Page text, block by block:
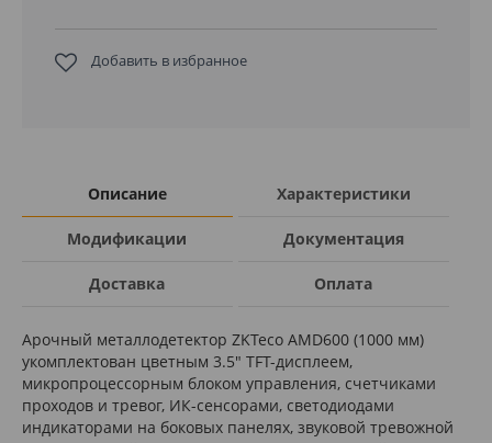
Добавить в избранное
Описание Характеристики
Модификации Документация
Доставка Оплата
Арочный металлодетектор ZKTeco AMD600 (1000 мм)
укомплектован цветным 3.5" TFT-дисплеем,
микропроцессорным блоком управления, счетчиками
проходов и тревог, ИК-сенсорами, светодиодами
индикаторами на боковых панелях, звуковой тревожной